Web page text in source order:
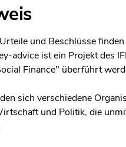
und Beschlüsse
advice ist ein Projekt des
Finance" überführt
sich verschiedene
und Politik, die